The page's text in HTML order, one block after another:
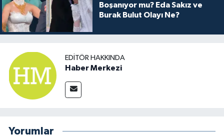
Boşanıyor mu? Eda Sakız ve
Burak Bulut Olayı Ne?
EDITÖR HAKKINDA
Haber Merkezi
Yorumlar